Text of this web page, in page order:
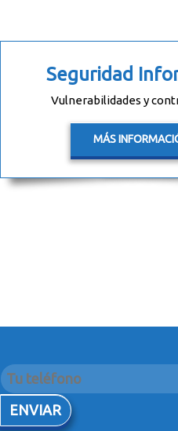
Seguridad
Vulnerabilidades y
MÁS